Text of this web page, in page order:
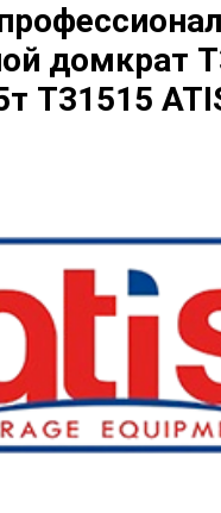
домкрат
T31515